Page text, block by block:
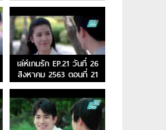
เล่ห์เกมรัก EP.21 วันที่ 26
สิงหาคม 2563 ตอนที่ 21